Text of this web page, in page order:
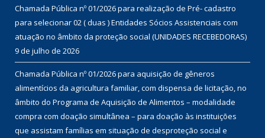
Chamada Pública nº 01/2026 para realização de Pré- cadastro
para selecionar 02 ( duas ) Entidades Sócios Assistenciais com
atuação no âmbito da proteção social (UNIDADES RECEBEDORAS)
9 de julho de 2026
Chamada Pública nº 01/2026 para aquisição de gêneros
alimentícios da agricultura familiar, com dispensa de licitação, no
âmbito do Programa de Aquisição de Alimentos – modalidade
compra com doação simultânea – para doação às instituições
que assistam famílias em situação de desproteção social e